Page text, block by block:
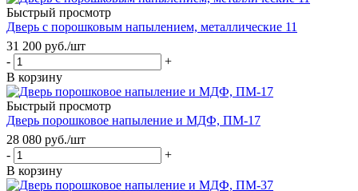
Быстрый просмотр
Дверь с порошковым напылением, металлические 11
31 200 руб./шт
-
+
В корзину
Быстрый просмотр
Дверь порошковое напыление и МДФ, ПМ-17
28 080 руб./шт
-
+
В корзину